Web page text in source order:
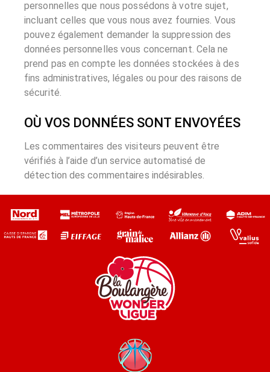
personnelles que nous possédons à votre sujet,
incluant celles que vous nous avez fournies. Vous
pouvez également demander la suppression des
données personnelles vous concernant. Cela ne
prend pas en compte les données stockées à des
fins administratives, légales ou pour des raisons de
sécurité.
OÙ VOS DONNÉES SONT ENVOYÉES
Les commentaires des visiteurs peuvent être
vérifiés à l’aide d’un service automatisé de
détection des commentaires indésirables.